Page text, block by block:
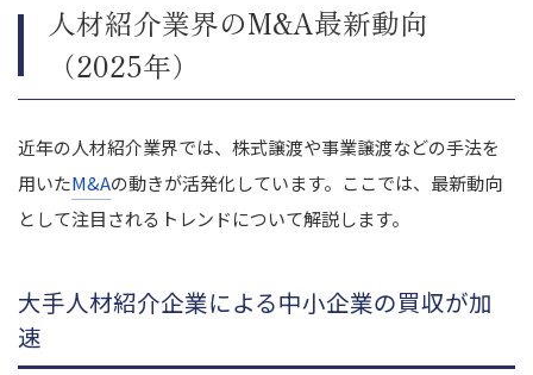
人材紹介業界のM&A最新動向
（2025年）
近年の人材紹介業界では、株式譲渡や事業譲渡などの手法を
用いたM&Aの動きが活発化しています。ここでは、最新動向
として注目されるトレンドについて解説します。
大手人材紹介企業による中小企業の買収が加
速